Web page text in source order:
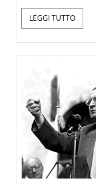
LEGGI TUTTO